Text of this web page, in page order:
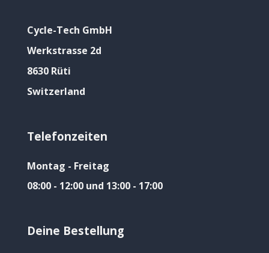
Cycle-Tech GmbH
Werkstrasse 2d
8630 Rüti
Switzerland
Telefonzeiten
Montag - Freitag
08:00 - 12:00 und 13:00 - 17:00
Deine Bestellung